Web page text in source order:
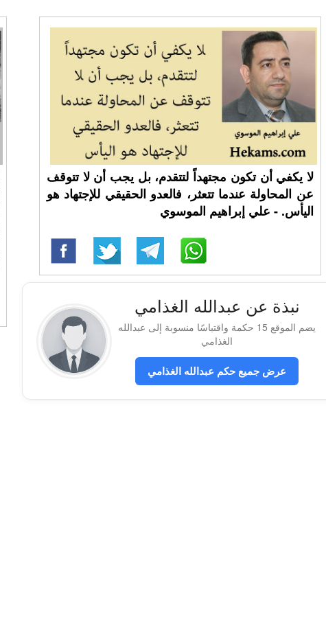
لا يكفي أن تكون مجتهداً لتتقدم، بل يجب أن لا تتوقف
عن المحاولة عندما تتعثر، فالعدو الحقيقي للإجتهاد هو
اليأس. - علي إبراهيم الموسوي
نبذة عن عبدالله الغذامي
يضم الموقع 15 حكمة واقتباسًا منسوبة إلى عبدالله
الغذامي
عرض جميع حكم عبدالله الغذامي